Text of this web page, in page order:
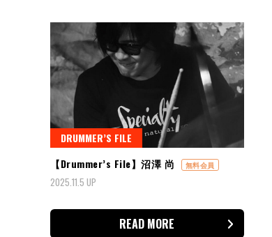
DRUMMER’S FILE
【Drummer’s File】沼澤 尚
無料会員
2025.11.5 UP
READ MORE